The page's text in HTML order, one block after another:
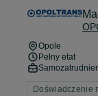
Opole
Pełny etat
Doświadczenie